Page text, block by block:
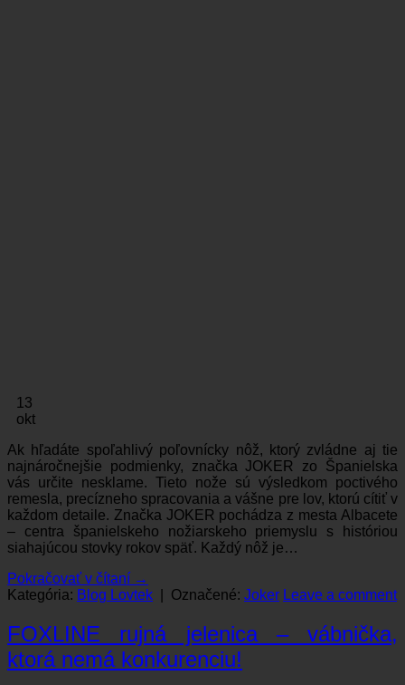
13
okt
Ak hľadáte spoľahlivý poľovnícky nôž, ktorý zvládne aj tie
najnáročnejšie podmienky, značka JOKER zo Španielska
vás určite nesklame. Tieto nože sú výsledkom poctivého
remesla, precízneho spracovania a vášne pre lov, ktorú cítiť v
každom detaile. Značka JOKER pochádza z mesta Albacete
– centra španielskeho nožiarskeho priemyslu s históriou
siahajúcou stovky rokov späť. Každý nôž je…
Pokračovať v čítaní →
Kategória: Blog Lovtek Označené: Joker Leave a comment
FOXLINE rujná jelenica – vábnička,
ktorá nemá konkurenciu!